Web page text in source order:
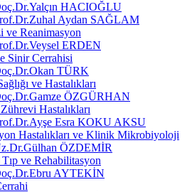
HACIOĞLU
Aydan SAĞLAM
ve Reanimasyon
ERDEN
Sinir Cerrahisi
TÜRK
ve Hastalıkları
ÖZGÜRHAN
Hastalıkları
Esra KOKU AKSU
Hastalıkları ve Klinik Mikrobiyoloji
ÖZDEMİR
ve Rehabilitasyon
AYTEKİN